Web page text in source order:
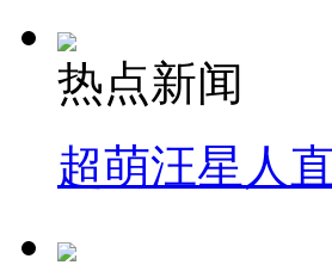
热点新闻
超萌汪星人